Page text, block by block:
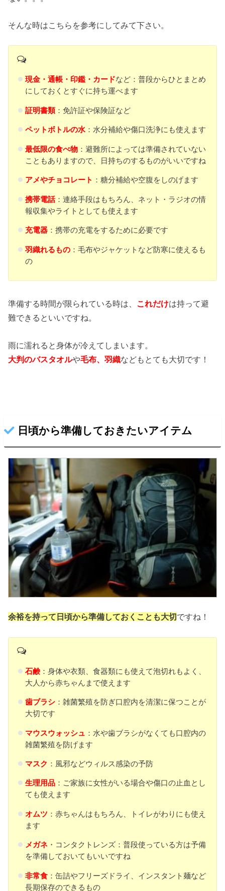
そんな時はこちらを参考にしてみて下さい。
現金・通帳・印鑑・カードなど：普段からひとまとめ
にしておくとすぐに持ち運べます
証明書類：免許証や保険証など
ペットボトルの水：水分補給や傷口洗浄にも使えます
最低限の食べ物：避難所によっては準備されていない
こともありますので、日持ちのするものがいいですね
アメやチョコレート ：糖分補給や空腹をしのげます
携帯電話：連絡手段はもちろん、ネット・ラジオの情
報収集やライトとしても使えます
充電器：携帯の充電をするために必要です
羽織れるもの：毛布やジャケットなど防寒に使えるも
の
準備する時間が限られている時は、 これだけは持って避
難できるといいですね。
雨に濡れると身体が冷えてしまいます。
大判のバスタオルや毛布、羽織などもとても大切です！
日頃から準備しておきたいアイテム
余裕を持って日頃から準備しておくことも大切ですね！
石鹸：身体や衣類、食器類にも使えて泡切れもよく、
大人から赤ちゃんまで使えます
歯ブラシ：雑菌繁殖を防ぎ口腔内を清潔に保つことが
大切です
マウスウォッシュ ：水や歯ブラシがなくても口腔内の
雑菌繁殖を防げます
マスク ：風邪などウィルス感染の予防
生理用品：ご家族に女性がいる場合や傷口の止血とし
ても使えます
オムツ ：赤ちゃんはもちろん、トイレがわりにも使え
ます
メガネ・コンタクトレンズ：普段使っている方は予備
を準備しておいてもいいですね
非常食：缶詰やフリーズドライ、インスタント麺など
長期保存のできるもの